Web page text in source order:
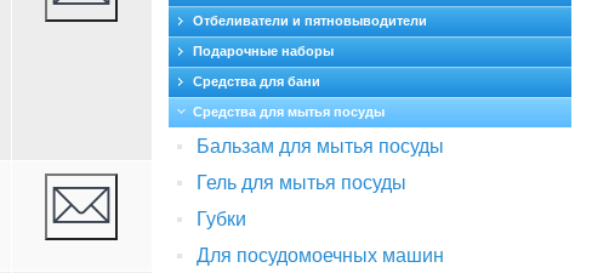
Отбеливатели и пятновыводители
Подарочные наборы
Средства для бани
Средства для мытья посуды
Бальзам для мытья посуды
Гель для мытья посуды
Губки
Для посудомоечных машин